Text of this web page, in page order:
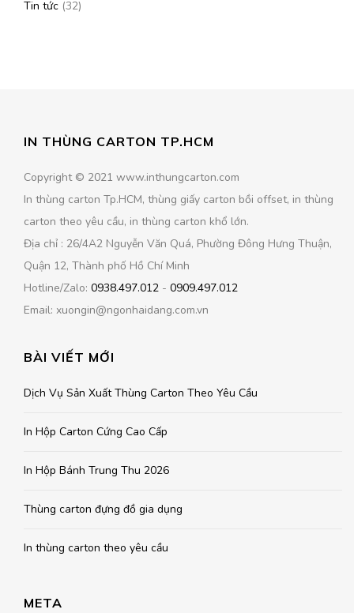
Tin tức (32)
IN THÙNG CARTON TP.HCM
Copyright © 2021 www.inthungcarton.com
In thùng carton Tp.HCM, thùng giấy carton bồi offset, in thùng
carton theo yêu cầu, in thùng carton khổ lớn.
Địa chỉ : 26/4A2 Nguyễn Văn Quá, Phường Đông Hưng Thuận,
Quận 12, Thành phố Hồ Chí Minh
Hotline/Zalo: 0938.497.012 - 0909.497.012
Email: xuongin@ngonhaidang.com.vn
BÀI VIẾT MỚI
Dịch Vụ Sản Xuất Thùng Carton Theo Yêu Cầu
In Hộp Carton Cứng Cao Cấp
In Hộp Bánh Trung Thu 2026
Thùng carton đựng đồ gia dụng
In thùng carton theo yêu cầu
META